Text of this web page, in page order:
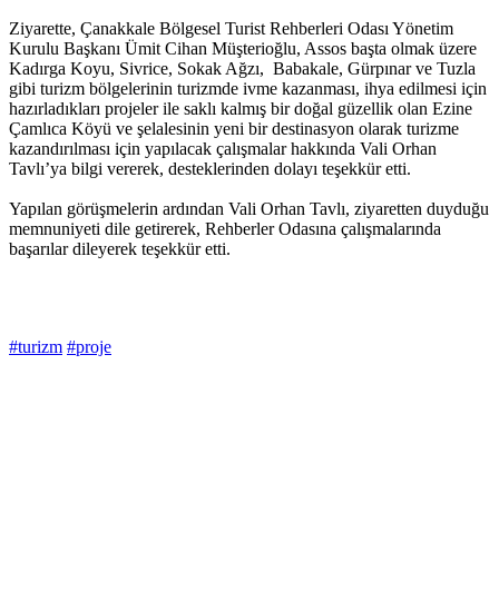
Ziyarette, Çanakkale Bölgesel Turist Rehberleri Odası Yönetim
Kurulu Başkanı Ümit Cihan Müşterioğlu, Assos başta olmak üzere
Kadırga Koyu, Sivrice, Sokak Ağzı, Babakale, Gürpınar ve Tuzla
gibi turizm bölgelerinin turizmde ivme kazanması, ihya edilmesi için
hazırladıkları projeler ile saklı kalmış bir doğal güzellik olan Ezine
Çamlıca Köyü ve şelalesinin yeni bir destinasyon olarak turizme
kazandırılması için yapılacak çalışmalar hakkında Vali Orhan
Tavlı’ya bilgi vererek, desteklerinden dolayı teşekkür etti.
Yapılan görüşmelerin ardından Vali Orhan Tavlı, ziyaretten duyduğu
memnuniyeti dile getirerek, Rehberler Odasına çalışmalarında
başarılar dileyerek teşekkür etti.
#turizm #proje